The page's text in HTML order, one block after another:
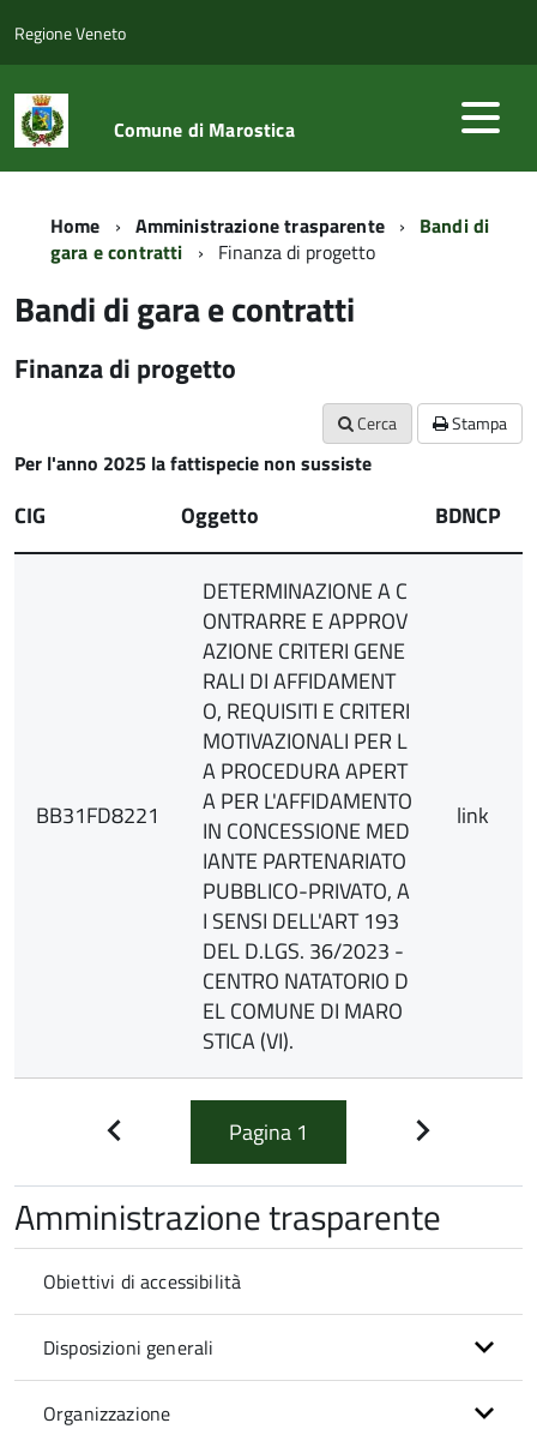
Regione Veneto
Comune di Marostica
Home Amministrazione trasparente
Bandi di
gara e contratti
Finanza di progetto
Bandi di gara e contratti
Finanza di progetto
Cerca Stampa
Per l'anno 2025 la fattispecie non sussiste
CIG Oggetto BDNCP
BB31FD8221
DETERMINAZIONE A C
ONTRARRE E APPROV
AZIONE CRITERI GENE
RALI DI AFFIDAMENT
O, REQUISITI E CRITERI
MOTIVAZIONALI PER L
A PROCEDURA APERT
A PER L'AFFIDAMENTO
IN CONCESSIONE MED
IANTE PARTENARIATO
PUBBLICO-PRIVATO, A
I SENSI DELL'ART 193
DEL D.LGS. 36/2023 -
CENTRO NATATORIO D
EL COMUNE DI MARO
STICA (VI).
link
Pagina 1
Amministrazione trasparente
Obiettivi di accessibilità
Disposizioni generali
Organizzazione